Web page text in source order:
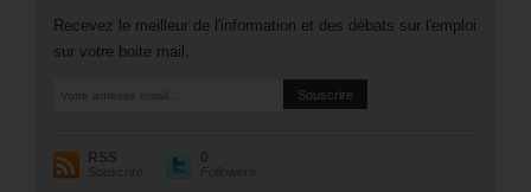
Recevez le meilleur de l'information et des débats sur l'emploi
sur votre boite mail.
RSS
Souscrire
0
Followers